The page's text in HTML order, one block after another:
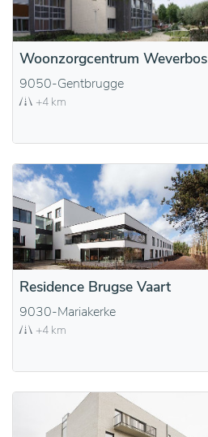
Woonzorgcentrum Weverbos
9050-Gentbrugge
+4 km
Residence Brugse Vaart
9030-Mariakerke
+4 km